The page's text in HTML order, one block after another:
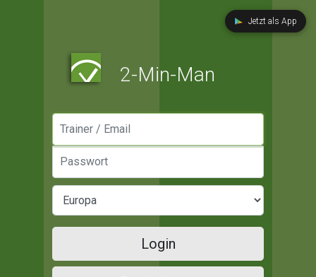
Jetzt als App
2-Min-Man
Login